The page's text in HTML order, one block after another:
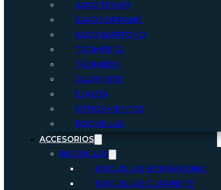
SAXO TENOR
SAXO SOPRANO
SAXO BARÍTONO
TROMPETA
TROMBÓN
CLARINETE
FLAUTA
OTROS VIENTOS
BOQUILLAS
ACCESORIOS
BOQUILLAS
BOQUILLAS BOMBARDINO
BOQUILLAS CLARINETE